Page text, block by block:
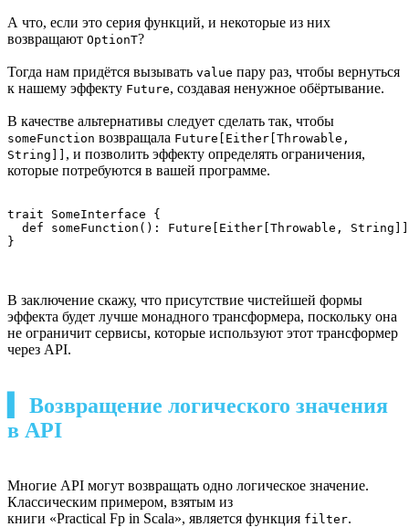
А что, если это серия функций, и некоторые из них
возвращают OptionT?
Тогда нам придётся вызывать value пару раз, чтобы вернуться
к нашему эффекту Future, создавая ненужное обёртывание.
В качестве альтернативы следует сделать так, чтобы
someFunction возвращала Future[Either[Throwable,
String]] , и позволить эффекту определять ограничения,
которые потребуются в вашей программе.
trait SomeInterface {
  def someFunction(): Future[Either[Throwable, String]]
}
В заключение скажу, что присутствие чистейшей формы
эффекта будет лучше монадного трансформера, поскольку она
не ограничит сервисы, которые используют этот трансформер
через API.
▍ Возвращение логического значения
в API
Многие API могут возвращать одно логическое значение.
Классическим примером, взятым из
книги «Practical Fp in Scala», является функция filter.